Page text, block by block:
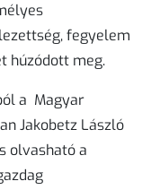
fegyelem
húzódott meg.
a Magyar
Jakobetz László
olvasható a